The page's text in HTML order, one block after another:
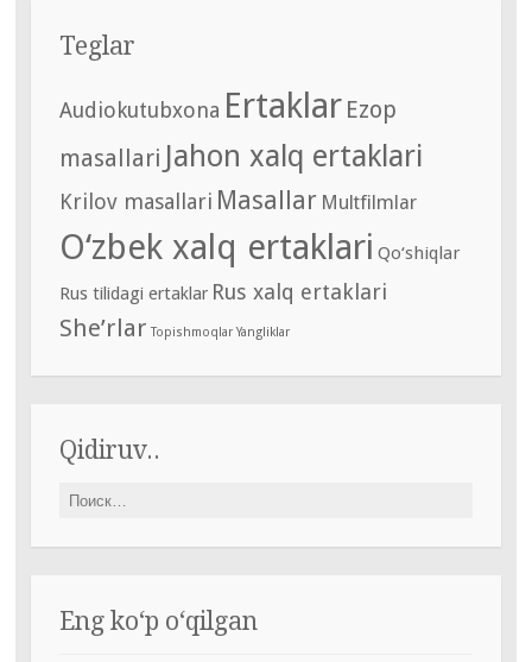
Teglar
Audiokutubxona Ertaklar Ezop
masallari Jahon xalq ertaklari
Krilov masallari Masallar Multfilmlar
O‘zbek xalq ertaklari Qo‘shiqlar
Rus tilidagi ertaklar Rus xalq ertaklari
She’rlar Topishmoqlar Yangliklar
Qidiruv..
Найти:
Eng ko‘p o‘qilgan